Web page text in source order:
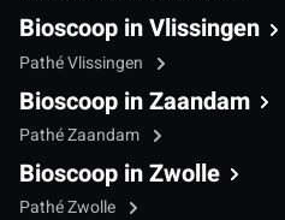
Bioscoop in Vlissingen
Pathé Vlissingen
Bioscoop in Zaandam
Pathé Zaandam
Bioscoop in Zwolle
Pathé Zwolle